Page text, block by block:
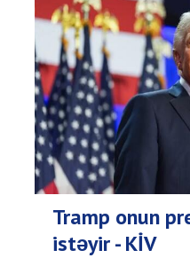
Tramp onun
istəyir - KİV